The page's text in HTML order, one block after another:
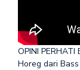
OPINI
Horeg dari